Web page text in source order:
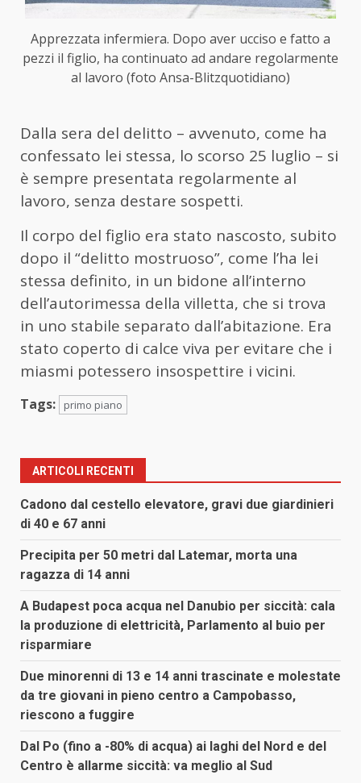
Apprezzata infermiera. Dopo aver ucciso e fatto a
pezzi il figlio, ha continuato ad andare regolarmente
al lavoro (foto Ansa-Blitzquotidiano)
Dalla sera del delitto – avvenuto, come ha
confessato lei stessa, lo scorso 25 luglio – si
è sempre presentata regolarmente al
lavoro, senza destare sospetti.
Il corpo del figlio era stato nascosto, subito
dopo il “delitto mostruoso”, come l’ha lei
stessa definito, in un bidone all’interno
dell’autorimessa della villetta, che si trova
in uno stabile separato dall’abitazione. Era
stato coperto di calce viva per evitare che i
miasmi potessero insospettire i vicini.
Tags: primo piano
ARTICOLI RECENTI
Cadono dal cestello elevatore, gravi due giardinieri
di 40 e 67 anni
Precipita per 50 metri dal Latemar, morta una
ragazza di 14 anni
A Budapest poca acqua nel Danubio per siccità: cala
la produzione di elettricità, Parlamento al buio per
risparmiare
Due minorenni di 13 e 14 anni trascinate e molestate
da tre giovani in pieno centro a Campobasso,
riescono a fuggire
Dal Po (fino a -80% di acqua) ai laghi del Nord e del
Centro è allarme siccità: va meglio al Sud